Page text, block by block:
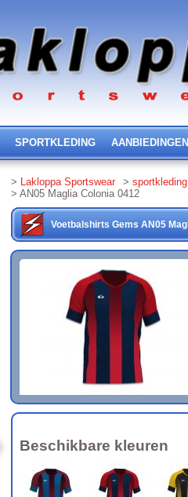
SPORTKLEDING AANBIEDINGEN
> Lakloppa Sportswear > sportkleding
> AN05 Maglia Colonia 0412
Voetbalshirts Gems AN05
Beschikbare kleuren